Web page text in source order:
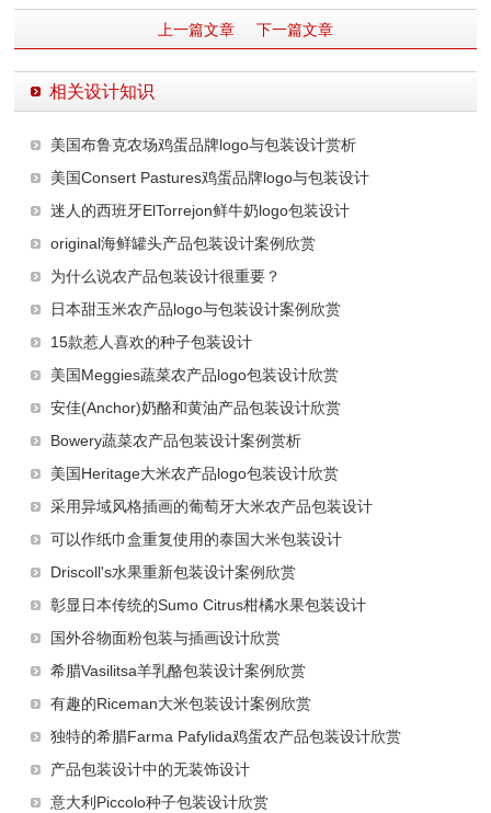
上一篇文章 下一篇文章
相关设计知识
美国布鲁克农场鸡蛋品牌logo与包装设计赏析
美国Consert Pastures鸡蛋品牌logo与包装设计
迷人的西班牙ElTorrejon鲜牛奶logo包装设计
original海鲜罐头产品包装设计案例欣赏
为什么说农产品包装设计很重要？
日本甜玉米农产品logo与包装设计案例欣赏
15款惹人喜欢的种子包装设计
美国Meggies蔬菜农产品logo包装设计欣赏
安佳(Anchor)奶酪和黄油产品包装设计欣赏
Bowery蔬菜农产品包装设计案例赏析
美国Heritage大米农产品logo包装设计欣赏
采用异域风格插画的葡萄牙大米农产品包装设计
可以作纸巾盒重复使用的泰国大米包装设计
Driscoll's水果重新包装设计案例欣赏
彰显日本传统的Sumo Citrus柑橘水果包装设计
国外谷物面粉包装与插画设计欣赏
希腊Vasilitsa羊乳酪包装设计案例欣赏
有趣的Riceman大米包装设计案例欣赏
独特的希腊Farma Pafylida鸡蛋农产品包装设计欣赏
产品包装设计中的无装饰设计
意大利Piccolo种子包装设计欣赏